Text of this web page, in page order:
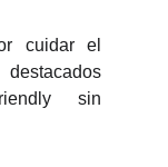
cuidar el
sin